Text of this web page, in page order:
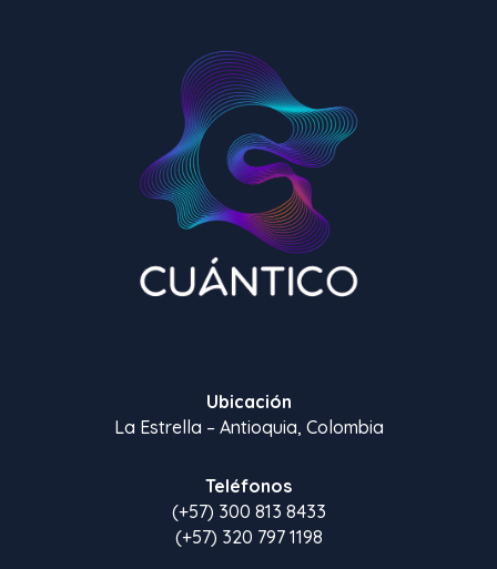
Ubicación
La Estrella – Antioquia, Colombia
Teléfonos
(+57) 300 813 8433
(+57) 320 797 1198